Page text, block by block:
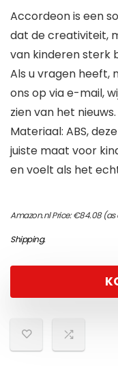
Accordeon is een
dat de creativiteit,
van kinderen sterk
Als u vragen heeft,
ons op via e-mail,
zien van het nieuws.
Materiaal: ABS,
juiste maat voor
en voelt als het
Amazon.nl Price:€84.08(as
Shipping.